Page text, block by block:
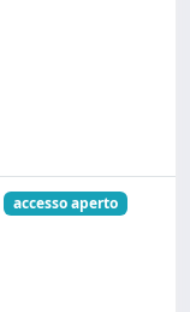
accesso aperto